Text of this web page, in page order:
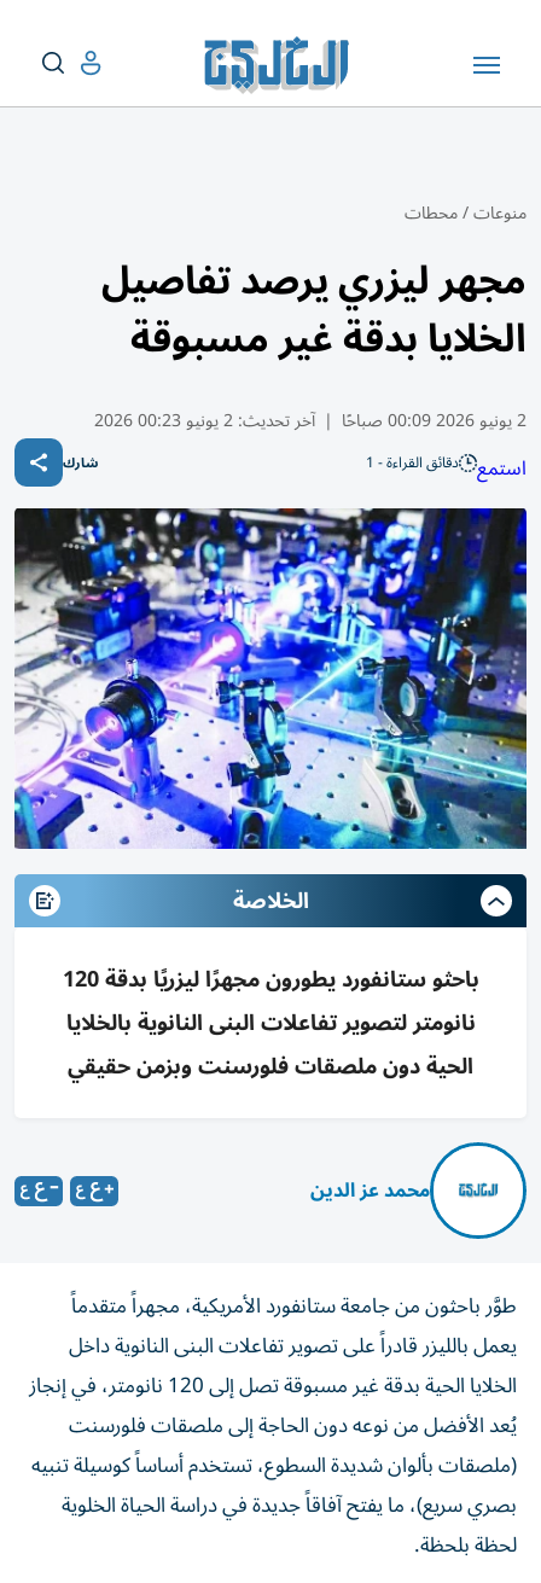
منوعات/محطات
مجهر ليزري يرصد تفاصيل
الخلايا بدقة غير مسبوقة
2 يونيو 2026 00:09 صباحًا | آخر تحديث:2 يونيو 00:23 2026
استمع دقائق القراءة - 1 شارك
الخلاصة
باحثو ستانفورد يطورون مجهرًا ليزريًا بدقة 120
نانومتر لتصوير تفاعلات البنى النانوية بالخلايا
الحية دون ملصقات فلورسنت وبزمن حقيقي
محمد عز الدين
طوَّر باحثون من جامعة ستانفورد الأمريكية، مجهراً متقدماً
يعمل بالليزر قادراً على تصوير تفاعلات البنى النانوية داخل
الخلايا الحية بدقة غير مسبوقة تصل إلى 120 نانومتر، في إنجاز
يُعد الأفضل من نوعه دون الحاجة إلى ملصقات فلورسنت
(ملصقات بألوان شديدة السطوع، تستخدم أساساً كوسيلة تنبيه
بصري سريع)، ما يفتح آفاقاً جديدة في دراسة الحياة الخلوية
لحظة بلحظة.